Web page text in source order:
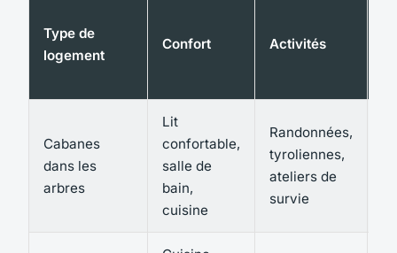
Type de
logement
Confort Activités
Cabanes
dans les
arbres
Lit
confortable,
salle de
bain,
cuisine
Randonnées,
tyroliennes,
ateliers de
survie